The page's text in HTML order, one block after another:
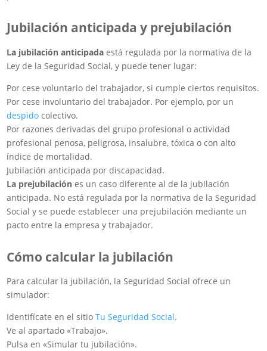
Jubilación anticipada y prejubilación
La jubilación anticipada está regulada por la normativa de la
Ley de la Seguridad Social, y puede tener lugar:
Por cese voluntario del trabajador, si cumple ciertos requisitos.
Por cese involuntario del trabajador. Por ejemplo, por un
despido colectivo.
Por razones derivadas del grupo profesional o actividad
profesional penosa, peligrosa, insalubre, tóxica o con alto
índice de mortalidad.
Jubilación anticipada por discapacidad.
La prejubilación es un caso diferente al de la jubilación
anticipada. No está regulada por la normativa de la Seguridad
Social y se puede establecer una prejubilación mediante un
pacto entre la empresa y trabajador.
Cómo calcular la jubilación
Para calcular la jubilación, la Seguridad Social ofrece un
simulador:
Identifícate en el sitioTu Seguridad Social.
Ve al apartado «Trabajo».
Pulsa en «Simular tu jubilación».